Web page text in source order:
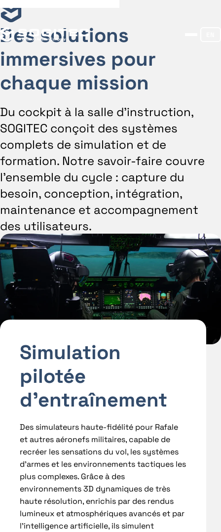
Des solutions
immersives pour
chaque mission
Du cockpit à la salle d’instruction,
SOGITEC conçoit des systèmes
complets de simulation et de
formation. Notre savoir-faire couvre
l’ensemble du cycle : capture du
besoin, conception, intégration,
maintenance et accompagnement
des utilisateurs.
Simulation
pilotée
d’entraînement
Des simulateurs haute-fidélité pour Rafale
et autres aéronefs militaires, capable de
recréer les sensations du vol, les systèmes
d’armes et les environnements tactiques les
plus complexes. Grâce à des
environnements 3D dynamiques de très
haute résolution, enrichis par des rendus
lumineux et atmosphériques avancés et par
l’intelligence artificielle, ils simulent